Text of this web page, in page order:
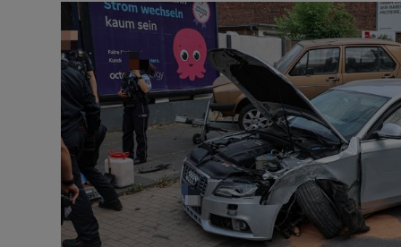
Schwerer Unfall mit 2,48 Promille